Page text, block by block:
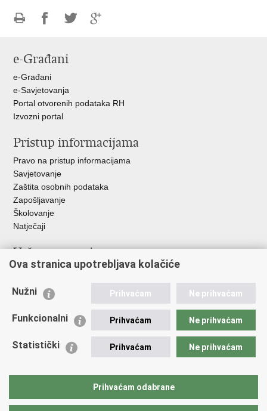
FacebookuTwitteru
e-Građani
e-Građani
e-Savjetovanja
Portal otvorenih podataka RH
Izvozni portal
Pristup informacijama
Pravo na pristup informacijama
Savjetovanje
Zaštita osobnih podataka
Zapošljavanje
Školovanje
Natječaji
Važne poveznice
Ministarstvo unutarnjih poslova
Udruge
Policijska akademija
Zaklada policijske solidarnosti
Vučetić"
Ova stranica upotrebljava kolačiće
Nužni Prihvaćam Ne prihvaćam
Funkcionalni Prihvaćam Ne prihvaćam
Statistički Prihvaćam Ne prihvaćam
Prihvaćam odabrane